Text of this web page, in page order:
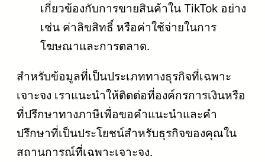
เกี่ยวข้องกับการขายสินค้าใน TikTok อย่าง
เช่น ค่าลิขสิทธิ์ หรือค่าใช้จ่ายในการ
โฆษณาและการตลาด.
สำหรับข้อมูลที่เป็นประเภททางธุรกิจที่เฉพาะ
เจาะจง เราแนะนำให้ติดต่อที่องค์กรการเงินหรือ
ที่ปรึกษาทางภาษีเพื่อขอคำแนะนำและคำ
ปรึกษาที่เป็นประโยชน์สำหรับธุรกิจของคุณใน
สถานการณ์ที่เฉพาะเจาะจง.